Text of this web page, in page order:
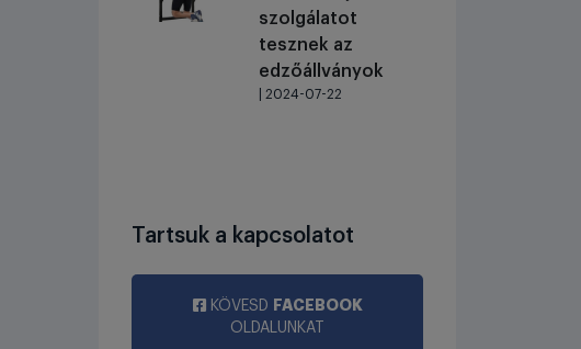
szolgálatot
tesznek az
edzőállványok
| 2024-07-22
Tartsuk a kapcsolatot
KÖVESD FACEBOOK
OLDALUNKAT